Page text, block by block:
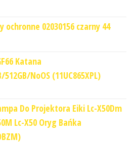
ochronne 02030156 czarny 44
Katana
NoOS (11UC865XPL)
Do Projektora Eiki Lc-X50Dm
Lc-X50 Oryg Bańka